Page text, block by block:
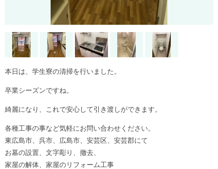
本日は、学生寮の清掃を行いました。
卒業シーズンですね。
綺麗になり、これで安心して引き渡しができます。
各種工事の事など気軽にお問い合わせください。
東広島市、呉市、広島市、安芸区、安芸郡にて
お墓の設置、文字彫り、撤去、
家屋の解体、家屋のリフォーム工事